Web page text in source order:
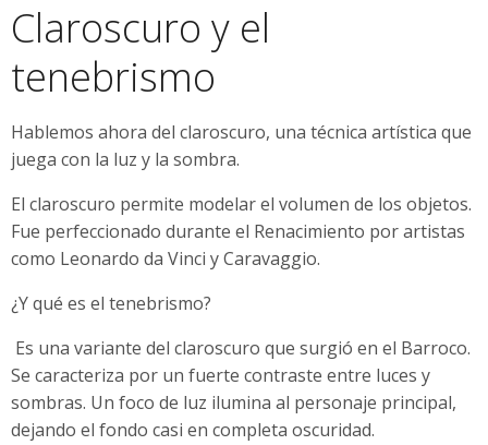
Claroscuro y el
tenebrismo
Hablemos ahora del claroscuro, una técnica artística que
juega con la luz y la sombra.
El claroscuro permite modelar el volumen de los objetos.
Fue perfeccionado durante el Renacimiento por artistas
como Leonardo da Vinci y Caravaggio.
¿Y qué es el tenebrismo?
Es una variante del claroscuro que surgió en el Barroco.
Se caracteriza por un fuerte contraste entre luces y
sombras. Un foco de luz ilumina al personaje principal,
dejando el fondo casi en completa oscuridad.